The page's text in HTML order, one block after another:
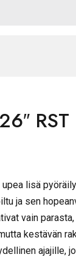
RST
upea lisä
ja sen
vain parasta,
kestävän
ajajille,